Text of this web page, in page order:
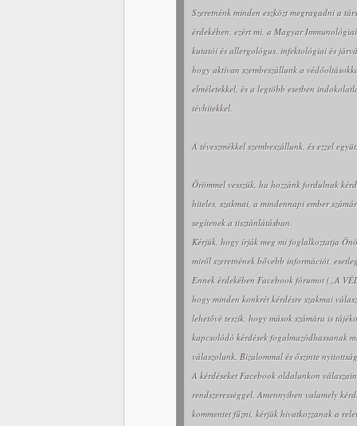
Szeretnénk minden eszközt megragadni a
érdekében, ezért mi, a Magyar
kutatói és allergológus, infektológiai és
hogy aktívan szembeszállunk a
elméletekkel, és a legtöbb esetben
tévhitekkel.
A téveszmékkel szembeszállunk, és ezzel
Örömmel vesszük, ha hozzánk fordulnak
hiteles, szakmai, a mindennapi ember
segítenek a tisztánlátásban.
Kérjük, hogy írják meg mi foglalkoztatja
miről szeretnének bővebb információt,
Ennek érdekében Facebook fórumot („A
hogy minden konkrét kérdésre szakmai
lehetővé teszik, hogy mások számára is
kapcsolódó kérdések fogalmazódhassanak
válaszolunk. Bizalommal és őszinte
A kérdéseket Facebook oldalunkon
rendszerességgel. Amennyiben valamely
kommentet fűzni, kérjük hivatkozzanak a